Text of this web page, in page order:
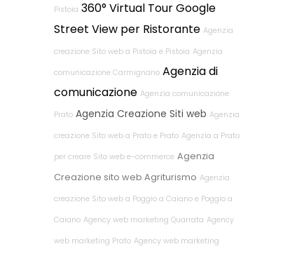
Pistoia 360° Virtual Tour Google
Street View per Ristorante Agenzia
creazione Sito web a Pistoia e Pistoia Agenzia
comunicazione Carmignano Agenzia di
comunicazione Agenzia comunicazione
Prato Agenzia Creazione Siti web Agenzia
creazione Sito web a Prato e Prato Agenzia a Prato
per creare Sito web e-commerce Agenzia
Creazione sito web Agriturismo Agenzia
creazione Sito web a Poggio a Caiano e Poggio a
Caiano Agency web marketing Quarrata Agency
web marketing Prato Agency web marketing